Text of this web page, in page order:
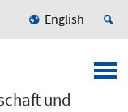
English
und